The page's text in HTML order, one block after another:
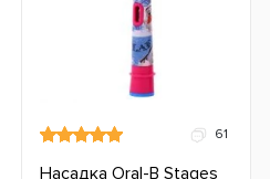
61
Насадка Oral-B Stages